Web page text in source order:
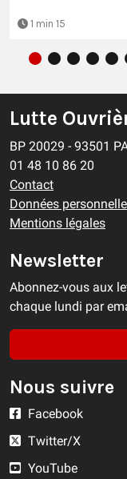
1 min 15
Lutte
BP 20029 - 93501
01 48 10 86 20
Contact
Données
Mentions légales
Newsletter
Abonnez-vous aux
chaque lundi par
Nous suivre
Facebook
Twitter/X
YouTube